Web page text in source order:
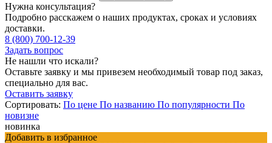
Нужна консультация?
Подробно расскажем о наших продуктах, сроках и условиях
доставки.
8 (800) 700-12-39
Задать вопрос
Не нашли что искали?
Оставьте заявку и мы привезем необходимый товар под заказ,
специально для вас.
Оставить заявку
Сортировать: По цене По названию По популярности По
новизне
новинка
Добавить в избранное